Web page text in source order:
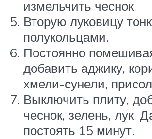
измельчить чеснок.
Вторую луковицу
полукольцами.
Постоянно
добавить аджику,
хмели-сунели,
Выключить плиту,
чеснок, зелень, лук.
постоять 15 минут.